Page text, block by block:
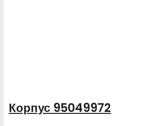
Корпус 95049972